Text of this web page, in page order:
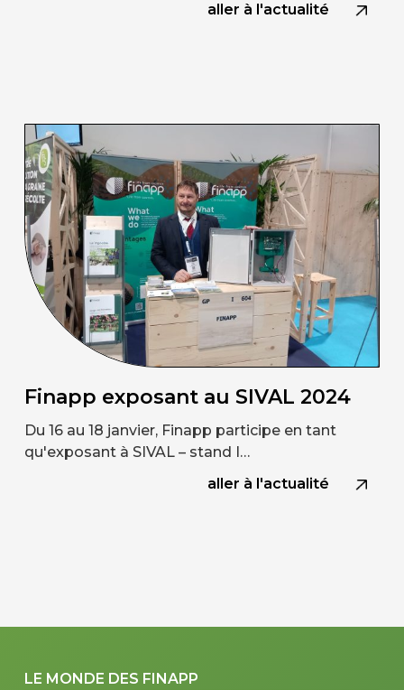
aller à l'actualité
Finapp exposant au SIVAL 2024
Du 16 au 18 janvier, Finapp participe en tant
qu'exposant à SIVAL – stand I…
aller à l'actualité
LE MONDE DES FINAPP